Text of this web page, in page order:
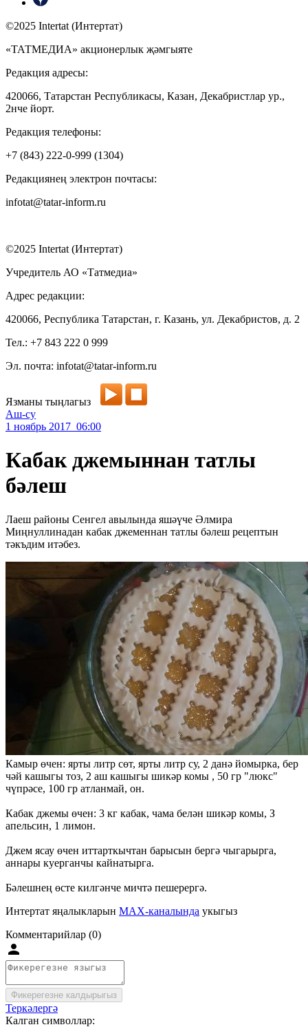
©2025 Intertat (Интертат)
«ТАТМЕДИА» акционерлык җәмгыяте
Редакция адресы:
420066, Татарстан Республикасы, Казан, Декабристлар ур.,
2нче йорт.
Редакция телефоны:
+7 (843) 222-0-999 (1304)
Редакциянең электрон почтасы:
infotat@tatar-inform.ru
©2025 Intertat (Интертат)
Учредитель АО «Татмедиа»
Адрес редакции:
420066, Республика Татарстан, г. Казань, ул. Декабристов, д. 2
Тел.: +7 843 222 0 999
Эл. почта: infotat@tatar-inform.ru
Язманы тыңлагыз
Аш-су
1 ноябрь 2017 06:00
Кабак джемыннан татлы
бәлеш
Лаеш районы Сенгел авылында яшәүче Әлмира
Миңнуллинадан кабак джеменнан татлы бәлеш рецептын
тәкъдим итәбез.
Камыр өчен: ярты литр сөт, ярты литр су, 2 данә йомырка, бер
чәй кашыгы тоз, 2 аш кашыгы шикәр комы , 50 гр "люкс"
чүпрәсе, 100 гр атланмай, он.
Кабак джемы өчен: 3 кг кабак, чама белән шикәр комы, З
апельсин, 1 лимон.
Джем ясау өчен иттарткычтан барысын бергә чыгарырга,
аннары куерганчы кайнатырга.
Бәлешнең өсте килгәнче мичтә пешерергә.
Интертат яңалыкларын MAX-каналында укыгыз
Комментарийлар (0)
Фикерегезне калдырыгыз
Теркәлергә
Калган символлар: